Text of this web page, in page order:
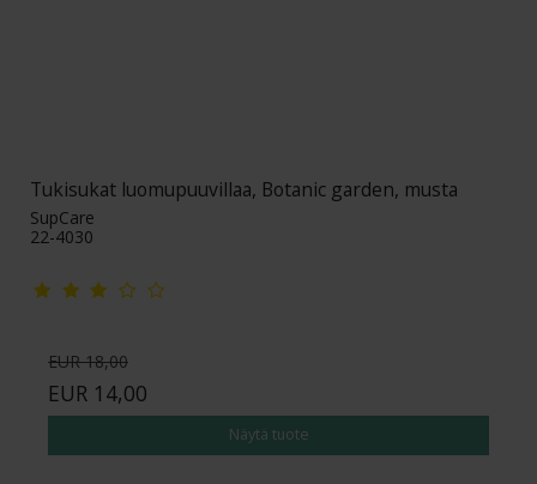
Tukisukat luomupuuvillaa, Botanic garden, musta
SupCare
22-4030
EUR 18,00
EUR 14,00
Näytä tuote